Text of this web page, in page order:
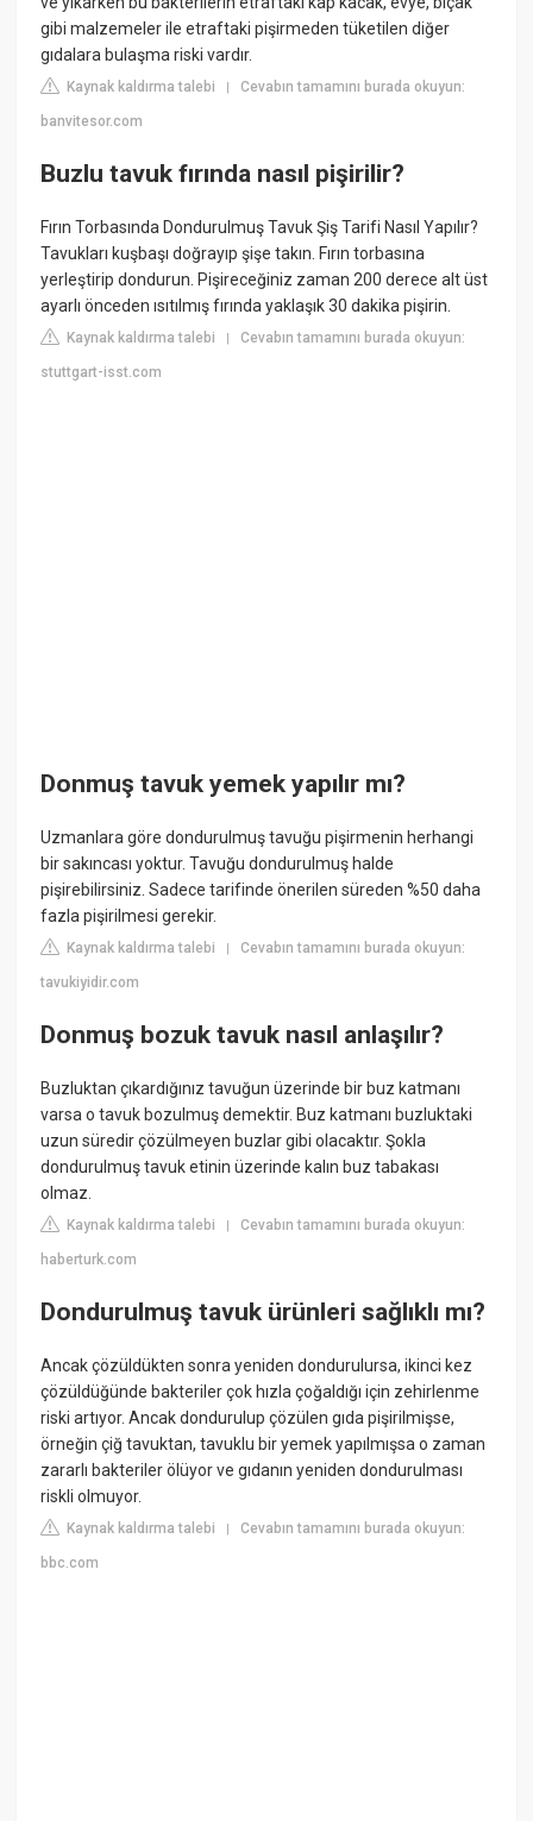
gibi malzemeler ile etraftaki pişirmeden tüketilen diğer
gıdalara bulaşma riski vardır.
Kaynak kaldırma talebi |Cevabın tamamını burada okuyun:
banvitesor.com
Buzlu tavuk fırında nasıl pişirilir?
Fırın Torbasında Dondurulmuş Tavuk Şiş Tarifi Nasıl Yapılır?
Tavukları kuşbaşı doğrayıp şişe takın. Fırın torbasına
yerleştirip dondurun. Pişireceğiniz zaman 200 derece alt üst
ayarlı önceden ısıtılmış fırında yaklaşık 30 dakika pişirin.
Kaynak kaldırma talebi |Cevabın tamamını burada okuyun:
stuttgart-isst.com
Donmuş tavuk yemek yapılır mı?
Uzmanlara göre dondurulmuş tavuğu pişirmenin herhangi
bir sakıncası yoktur. Tavuğu dondurulmuş halde
pişirebilirsiniz. Sadece tarifinde önerilen süreden %50 daha
fazla pişirilmesi gerekir.
Kaynak kaldırma talebi |Cevabın tamamını burada okuyun:
tavukiyidir.com
Donmuş bozuk tavuk nasıl anlaşılır?
Buzluktan çıkardığınız tavuğun üzerinde bir buz katmanı
varsa o tavuk bozulmuş demektir. Buz katmanı buzluktaki
uzun süredir çözülmeyen buzlar gibi olacaktır. Şokla
dondurulmuş tavuk etinin üzerinde kalın buz tabakası
olmaz.
Kaynak kaldırma talebi |Cevabın tamamını burada okuyun:
haberturk.com
Dondurulmuş tavuk ürünleri sağlıklı mı?
Ancak çözüldükten sonra yeniden dondurulursa, ikinci kez
çözüldüğünde bakteriler çok hızla çoğaldığı için zehirlenme
riski artıyor. Ancak dondurulup çözülen gıda pişirilmişse,
örneğin çiğ tavuktan, tavuklu bir yemek yapılmışsa o zaman
zararlı bakteriler ölüyor ve gıdanın yeniden dondurulması
riskli olmuyor.
Kaynak kaldırma talebi |Cevabın tamamını burada okuyun:
bbc.com